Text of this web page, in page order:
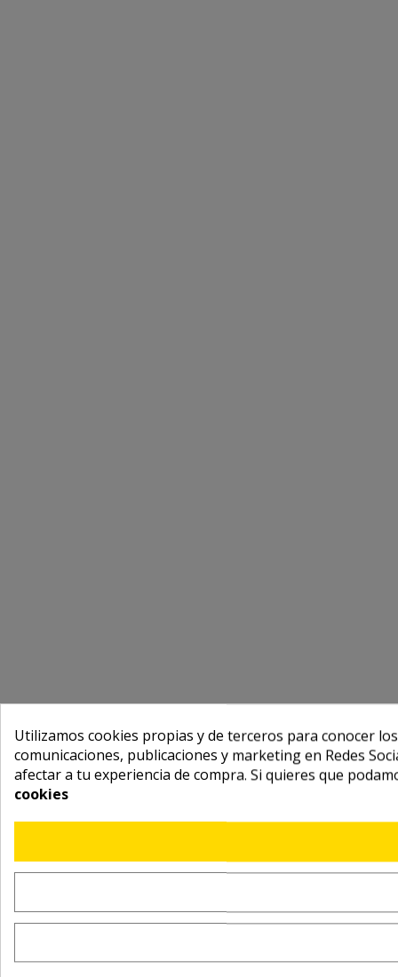
Utilizamos cookies propias y de terceros para conocer
comunicaciones, publicaciones y marketing en Redes
afectar a tu experiencia de compra. Si quieres que
cookies